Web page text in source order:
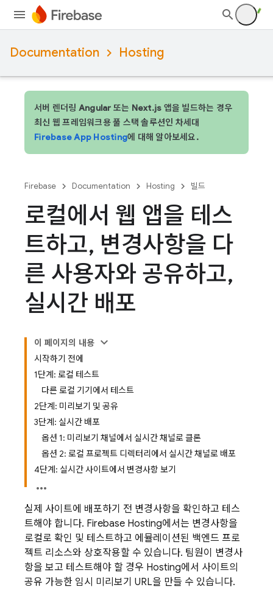
Documentation Hosting
서버 렌더링 Angular 또는 Next.js 앱을 빌드하는 경우
최신 웹 프레임워크용 풀 스택 솔루션인 차세대
Firebase App Hosting에 대해 알아보세요.
Firebase Documentation Hosting 빌드
로컬에서 웹 앱을 테스
트하고, 변경사항을 다
른 사용자와 공유하고,
실시간 배포
이 페이지의 내용
시작하기 전에
1단계: 로컬 테스트
다른 로컬 기기에서 테스트
2단계: 미리보기 및 공유
3단계: 실시간 배포
옵션 1: 미리보기 채널에서 실시간 채널로 클론
옵션 2: 로컬 프로젝트 디렉터리에서 실시간 채널로 배포
4단계: 실시간 사이트에서 변경사항 보기
실제 사이트에 배포하기 전 변경사항을 확인하고 테스
트해야 합니다. Firebase Hosting에서는 변경사항을
로컬로 확인 및 테스트하고 에뮬레이션된 백엔드 프로
젝트 리소스와 상호작용할 수 있습니다. 팀원이 변경사
항을 보고 테스트해야 할 경우 Hosting에서 사이트의
공유 가능한 임시 미리보기 URL을 만들 수 있습니다.